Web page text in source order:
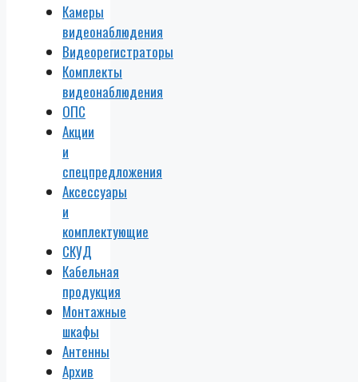
Камеры
видеонаблюдения
Видеорегистраторы
Комплекты
видеонаблюдения
ОПС
Акции
и
спецпредложения
Аксессуары
и
комплектующие
СКУД
Кабельная
продукция
Монтажные
шкафы
Антенны
Архив